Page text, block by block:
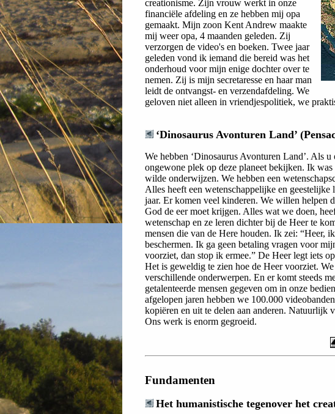
creationisme. Zijn vrouw werkt in onze
financiële afdeling en ze hebben mij opa
gemaakt. Mijn zoon Kent Andrew maakte
mij weer opa, 4 maanden geleden. Zij
verzorgen de video's en boeken. Twee jaar
geleden vond ik iemand die bereid was het
onderhoud voor mijn enige dochter over te
nemen. Zij is mijn secretaresse en haar man
leidt de ontvangst- en verzendafdeling. We
geloven niet alleen in vriendjespolitiek, we
‘Dinosaurus Avonturen Land’
We hebben ‘Dinosaurus Avonturen Land’. Als
ongewone plek op deze planeet bekijken. Ik
wilde onderwijzen. We hebben een
Alles heeft een wetenschappelijke en
jaar. Er komen veel kinderen. We willen helpen
God de eer moet krijgen. Alles wat we doen,
wetenschap en ze leren dichter bij de Heer te
mensen die van de Here houden. Ik zei: “Heer,
beschermen. Ik ga geen betaling vragen voor
voorziet, dan stop ik ermee.” De Heer legt iets
Het is geweldig te zien hoe de Heer voorziet.
verschillende onderwerpen. En er komt steeds
getalenteerde mensen gegeven om in onze
afgelopen jaren hebben we 100.000
kopiëren en uit te delen aan anderen. Natuurlijk
Ons werk is enorm gegroeid.
Fundamenten
Het humanistische tegenover het